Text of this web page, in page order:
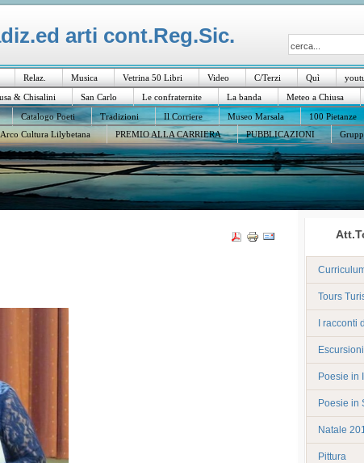
arti cont.Reg.Sic.
Relaz. Musica Vetrina 50 Libri Video C/Terzi Quì
& Chisalini San Carlo Le confraternite La banda Meteo a Chiusa
Catalogo Poeti Tradizioni Il Corriere Museo Marsala 100 Pietanze
Arco Cultura Lilybetana PREMIO ALLA CARRIERA PUBBLICAZIONI
Tours
I racconti
Poesie in
Poesie in
Natale
Pittura